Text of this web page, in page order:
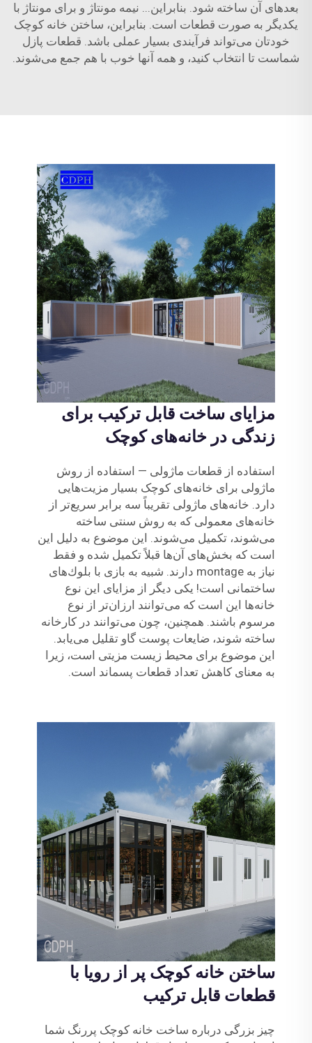
بعد‌های آن ساخته شود. بنابراین... نیمه مونتاژ و برای مونتاژ با
یکدیگر به صورت قطعات است. بنابراین، ساختن خانه کوچک
خودتان می‌تواند فرآیندی بسیار عملی باشد. قطعات پازل
شماست تا انتخاب کنید، و همه آنها خوب با هم جمع می‌شوند.
مزایای ساخت قابل ترکیب برای
زندگی در خانه‌های کوچک
استفاده از قطعات ماژولی — استفاده از روش
ماژولی برای خانه‌های کوچک بسیار مزیت‌هایی
دارد. خانه‌های ماژولی تقریباً سه برابر سریع‌تر از
خانه‌های معمولی که به روش سنتی ساخته
می‌شوند، تکمیل می‌شوند. این موضوع به دلیل این
است که بخش‌های آن‌ها قبلاً تکمیل شده و فقط
نیاز به montage دارند. شبیه به بازی با بلوك‌های
ساختمانی است! یکی دیگر از مزایای این نوع
خانه‌ها این است که می‌توانند ارزان‌تر از نوع
مرسوم باشند. همچنین، چون می‌توانند در کارخانه
ساخته شوند، ضایعات پوست گاو تقلیل می‌یابد.
این موضوع برای محیط زیست مزیتی است، زیرا
به معنای کاهش تعداد قطعات پسماند است.
ساختن خانه کوچک پر از رویا با
قطعات قابل ترکیب
چیز بزرگی درباره ساخت خانه کوچک پررنگ شما